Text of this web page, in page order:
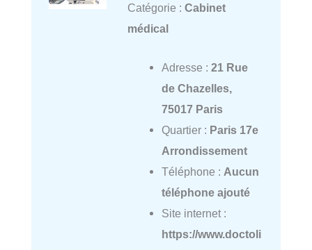
Catégorie : Cabinet
médical
Adresse : 21 Rue
de Chazelles,
75017 Paris
Quartier : Paris 17e
Arrondissement
Téléphone : Aucun
téléphone ajouté
Site internet :
https://www.doctoli